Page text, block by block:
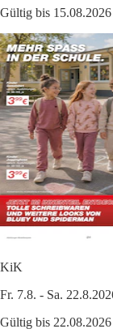
Gültig bis 15.08.2026
KiK
Fr. 7.8. - Sa.
Gültig bis 22.08.2026